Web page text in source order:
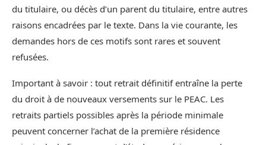
du titulaire, ou décès d’un parent du titulaire, entre autres
raisons encadrées par le texte. Dans la vie courante, les
demandes hors de ces motifs sont rares et souvent
refusées.
Important à savoir : tout retrait définitif entraîne la perte
du droit à de nouveaux versements sur le PEAC. Les
retraits partiels possibles après la période minimale
peuvent concerner l’achat de la première résidence